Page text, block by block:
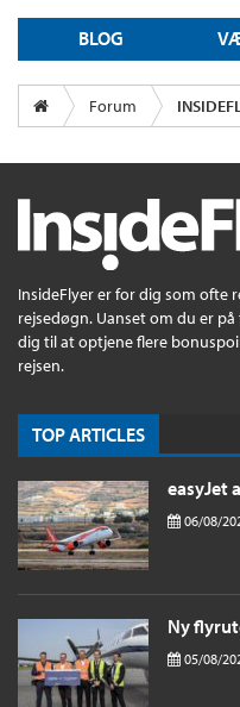
BLOG
Forum
InsideFlyer er for dig som ofte
rejsedøgn. Uanset om du er
dig til at optjene flere
rejsen.
TOP ARTICLES
easyJet
06/08/
Ny
05/08/